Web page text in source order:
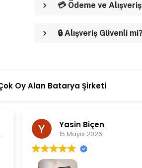
💳 Ödeme ve
🔒 Alışveriş Güvenli